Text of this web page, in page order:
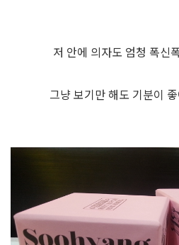
저 안에 의자도 엄청 폭신
그냥 보기만 해도 기분이